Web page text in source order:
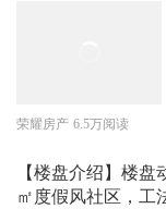
荣耀房产 6.5万阅读
【楼盘介绍】楼盘
㎡度假风社区，工